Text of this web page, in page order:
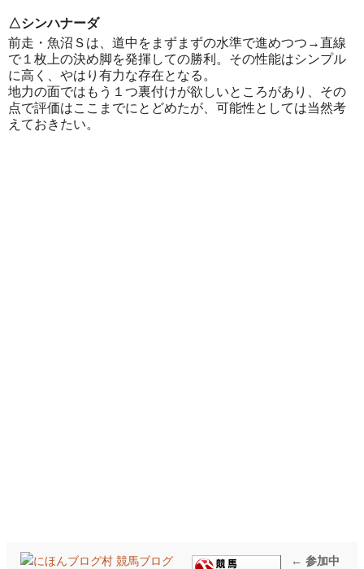
△シンハナーダ
前走・魚沼Ｓは、道中をまずまずの水準で進めつつ→直線
で１枚上の決め脚を発揮しての勝利。その性能はシンプル
に高く、やはり有力な存在となる。
地力の面ではもう１つ裏付けが欲しいところがあり、その
点で評価はここまでにとどめたが、可能性としては当然考
えておきたい。
← 参加中